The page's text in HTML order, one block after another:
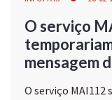
O serviço
mensagem
O serviço